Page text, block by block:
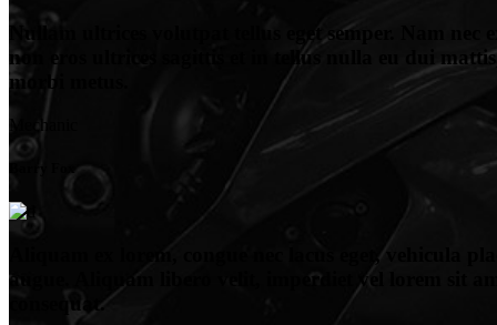
Nullam ultrices volutpat tellus eget semper. Nam nec
non eros ultrices sagittis et in tellus nulla eu dui
morbi metus.
Mechanic
Barry Fox
Aliquam ex lorem, congue nec lacus eget, vehicula
augue. Aliquam libero velit, imperdiet vel lorem sit
consequat.